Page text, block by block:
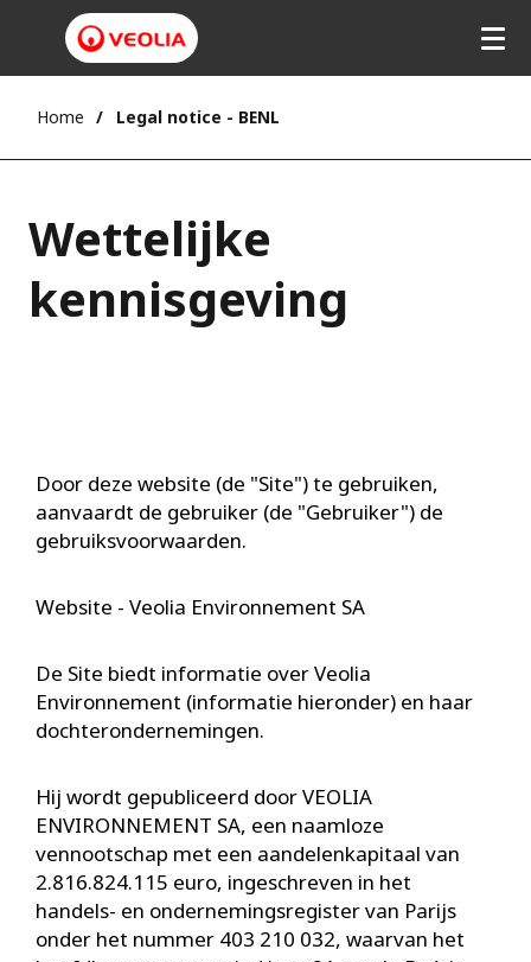
Home Legal notice - BENL
Wettelijke
kennisgeving
Door deze website (de "Site") te gebruiken,
aanvaardt de gebruiker (de "Gebruiker") de
gebruiksvoorwaarden.
Website - Veolia Environnement SA
De Site biedt informatie over Veolia
Environnement (informatie hieronder) en haar
dochterondernemingen.
Hij wordt gepubliceerd door VEOLIA
ENVIRONNEMENT SA, een naamloze
vennootschap met een aandelenkapitaal van
2.816.824.115 euro, ingeschreven in het
handels- en ondernemingsregister van Parijs
onder het nummer 403 210 032, waarvan het